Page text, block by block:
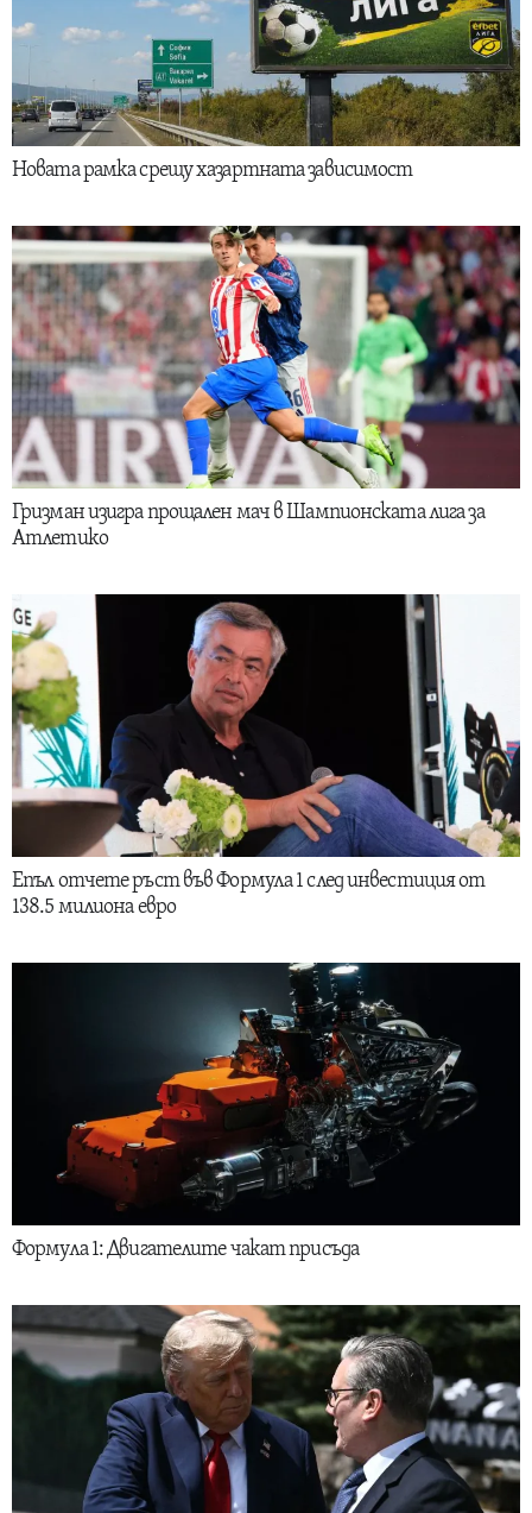
Новата рамка срещу хазартната зависимост
Гризман изигра прощален мач в Шампионската лига за
Атлетико
Епъл отчете ръст във Формула 1 след инвестиция от
138.5 милиона евро
Формула 1: Двигателите чакат присъда